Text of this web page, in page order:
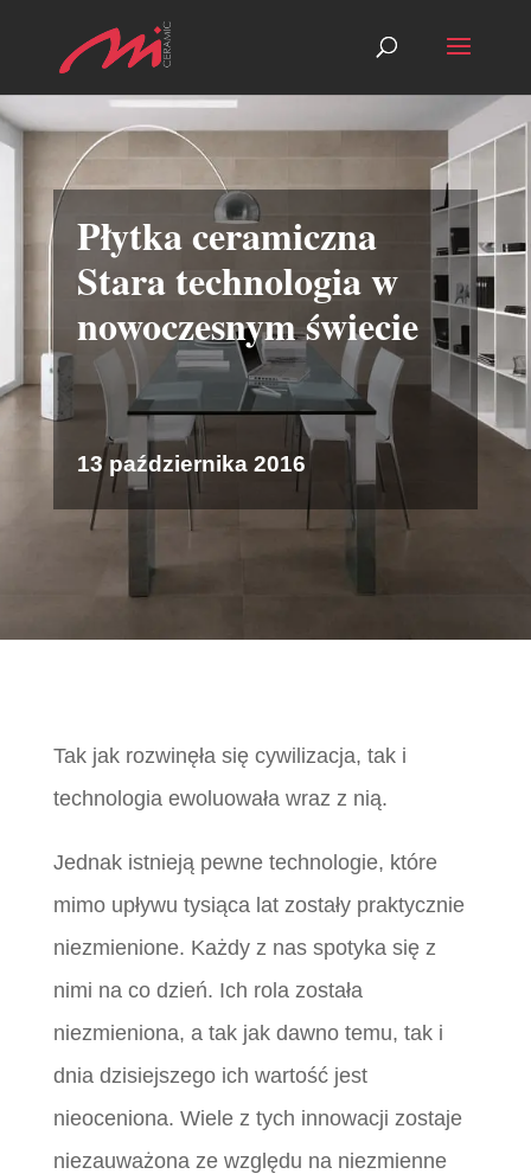
Płytka ceramiczna
Stara technologia w
nowoczesnym świecie
13 października 2016
Tak jak rozwinęła się cywilizacja, tak i
technologia ewoluowała wraz z nią.
Jednak istnieją pewne technologie, które
mimo upływu tysiąca lat zostały praktycznie
niezmienione. Każdy z nas spotyka się z
nimi na co dzień. Ich rola została
niezmieniona, a tak jak dawno temu, tak i
dnia dzisiejszego ich wartość jest
nieoceniona. Wiele z tych innowacji zostaje
niezauważona ze względu na niezmienne